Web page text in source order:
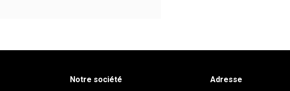
Notre société Adresse